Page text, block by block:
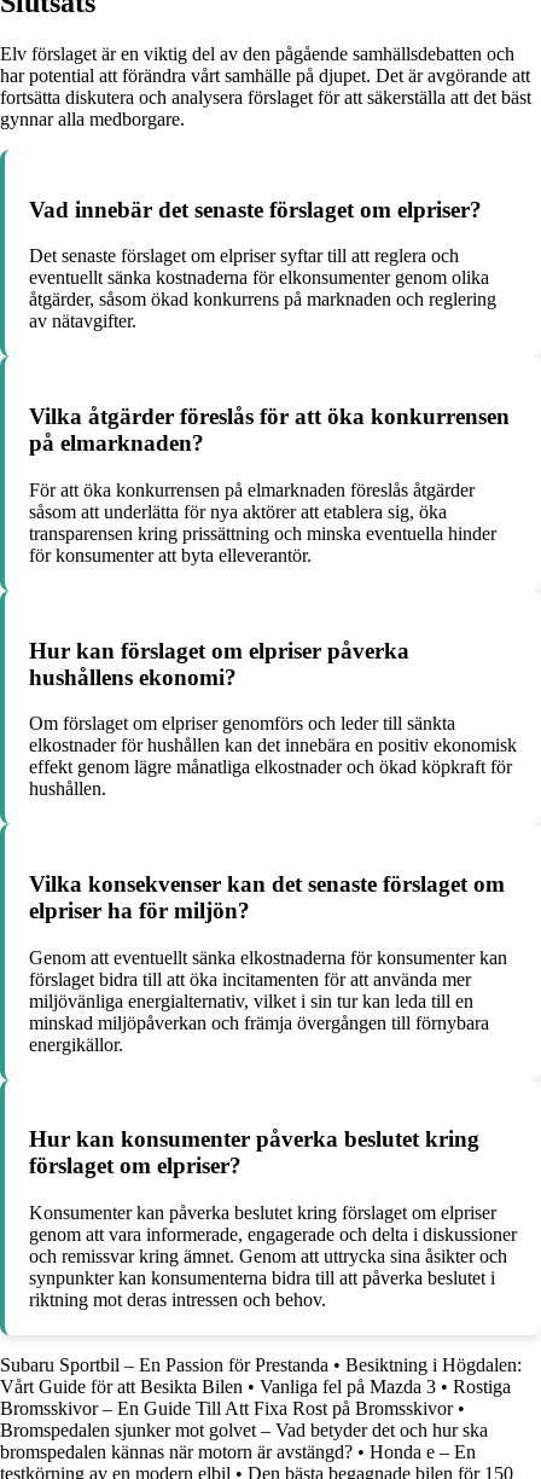
Elv förslaget är en viktig del av den pågående samhällsdebatten och
har potential att förändra vårt samhälle på djupet. Det är avgörande att
fortsätta diskutera och analysera förslaget för att säkerställa att det bäst
gynnar alla medborgare.
Vad innebär det senaste förslaget om elpriser?
Det senaste förslaget om elpriser syftar till att reglera och
eventuellt sänka kostnaderna för elkonsumenter genom olika
åtgärder, såsom ökad konkurrens på marknaden och reglering
av nätavgifter.
Vilka åtgärder föreslås för att öka konkurrensen
på elmarknaden?
För att öka konkurrensen på elmarknaden föreslås åtgärder
såsom att underlätta för nya aktörer att etablera sig, öka
transparensen kring prissättning och minska eventuella hinder
för konsumenter att byta elleverantör.
Hur kan förslaget om elpriser påverka
hushållens ekonomi?
Om förslaget om elpriser genomförs och leder till sänkta
elkostnader för hushållen kan det innebära en positiv ekonomisk
effekt genom lägre månatliga elkostnader och ökad köpkraft för
hushållen.
Vilka konsekvenser kan det senaste förslaget om
elpriser ha för miljön?
Genom att eventuellt sänka elkostnaderna för konsumenter kan
förslaget bidra till att öka incitamenten för att använda mer
miljövänliga energialternativ, vilket i sin tur kan leda till en
minskad miljöpåverkan och främja övergången till förnybara
energikällor.
Hur kan konsumenter påverka beslutet kring
förslaget om elpriser?
Konsumenter kan påverka beslutet kring förslaget om elpriser
genom att vara informerade, engagerade och delta i diskussioner
och remissvar kring ämnet. Genom att uttrycka sina åsikter och
synpunkter kan konsumenterna bidra till att påverka beslutet i
riktning mot deras intressen och behov.
Subaru Sportbil – En Passion för Prestanda • Besiktning i Högdalen:
Vårt Guide för att Besikta Bilen • Vanliga fel på Mazda 3 • Rostiga
Bromsskivor – En Guide Till Att Fixa Rost på Bromsskivor•
Bromspedalen sjunker mot golvet – Vad betyder det och hur ska
bromspedalen kännas när motorn är avstängd? • Honda e – En
testkörning av en modern elbil • Den bästa begagnade bilen för 150